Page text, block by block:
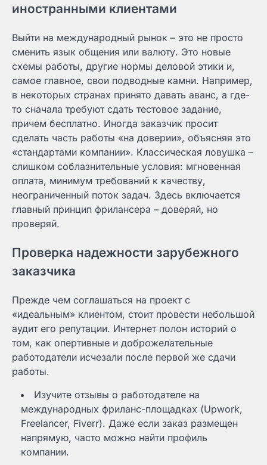
иностранными клиентами
Выйти на международный рынок – это не просто
сменить язык общения или валюту. Это новые
схемы работы, другие нормы деловой этики и,
самое главное, свои подводные камни. Например,
в некоторых странах принято давать аванс, а где-
то сначала требуют сдать тестовое задание,
причем бесплатно. Иногда заказчик просит
сделать часть работы «на доверии», объясняя это
«стандартами компании». Классическая ловушка –
слишком соблазнительные условия: мгновенная
оплата, минимум требований к качеству,
неограниченный поток задач. Здесь включается
главный принцип фрилансера – доверяй, но
проверяй.
Проверка надежности зарубежного
заказчика
Прежде чем соглашаться на проект с
«идеальным» клиентом, стоит провести небольшой
аудит его репутации. Интернет полон историй о
том, как опертивные и доброжелательные
работодатели исчезали после первой же сдачи
работы.
Изучите отзывы о работодателе на
международных фриланс-площадках (Upwork,
Freelancer, Fiverr). Даже если заказ размещен
напрямую, часто можно найти профиль
компании.